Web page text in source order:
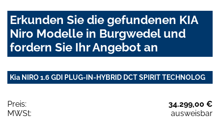
Erkunden Sie die gefundenen KIA
Niro Modelle in Burgwedel und
fordern Sie Ihr Angebot an
Kia NIRO 1.6 GDI PLUG-IN-HYBRID DCT SPIRIT TECHNOLOG
Preis:
34.299,00 €
MWSt:
ausweisbar